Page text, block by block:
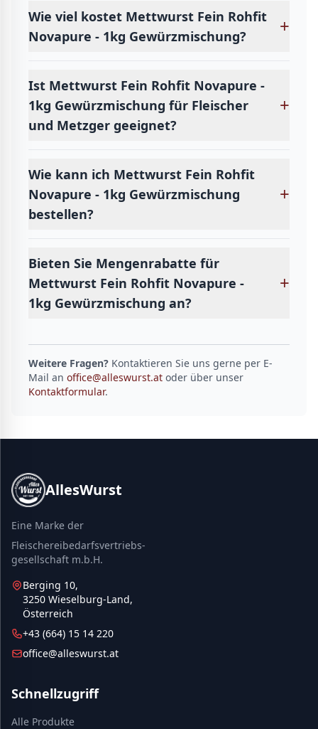
Wie viel kostet Mettwurst Fein Rohfit
Novapure - 1kg Gewürzmischung?
+
Ist Mettwurst Fein Rohfit Novapure -
1kg Gewürzmischung für Fleischer
und Metzger geeignet?
+
Wie kann ich Mettwurst Fein Rohfit
Novapure - 1kg Gewürzmischung
bestellen?
+
Bieten Sie Mengenrabatte für
Mettwurst Fein Rohfit Novapure -
1kg Gewürzmischung an?
+
Weitere Fragen? Kontaktieren Sie uns gerne per E-
Mail an office@alleswurst.at oder über unser
Kontaktformular.
AllesWurst
Eine Marke der
Fleischereibedarfsvertriebs-
gesellschaft m.b.H.
Berging 10,
3250 Wieselburg-Land,
Österreich
+43 (664) 15 14 220
office@alleswurst.at
Schnellzugriff
Alle Produkte